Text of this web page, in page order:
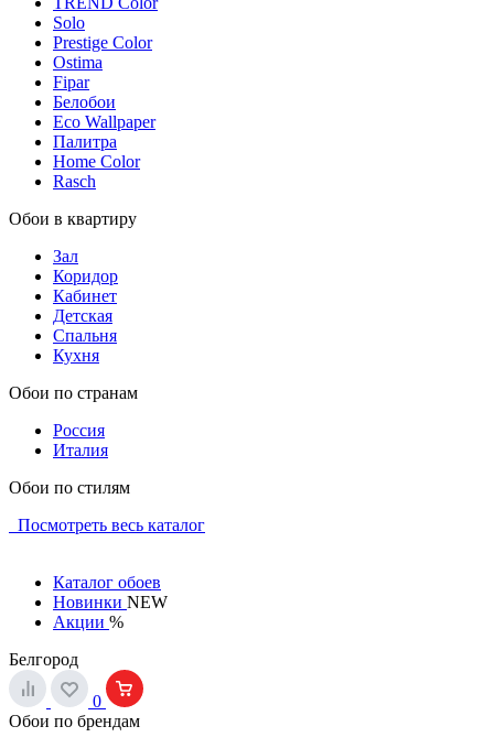
Solo
Prestige Color
Ostima
Fipar
Белобои
Eco Wallpaper
Палитра
Home Color
Rasch
Обои в квартиру
Зал
Коридор
Кабинет
Детская
Спальня
Кухня
Обои по странам
Россия
Италия
Обои по стилям
Посмотреть весь каталог
Каталог обоев
Новинки NEW
Акции %
Белгород
0
Обои по брендам